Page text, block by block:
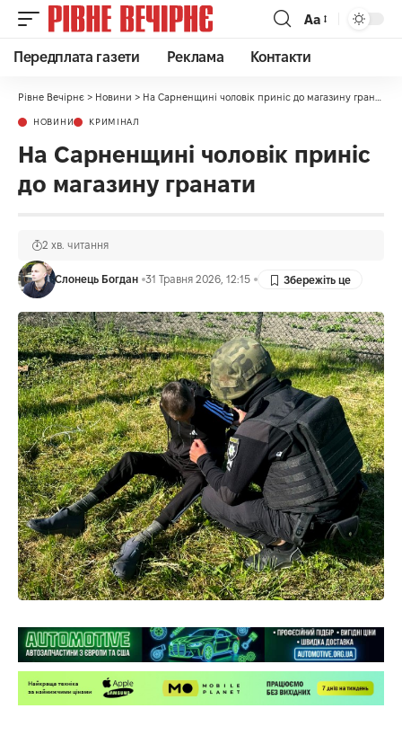
Аа
Передплата газети Реклама Контакти
Рівне Вечірнє > Новини > На Сарненщині чоловік приніс до магазину гранати
НОВИНИ КРИМІНАЛ
На Сарненщині чоловік приніс
до магазину гранати
Слонець Богдан 31 Травня 2026, 12:15
2 хв. читання